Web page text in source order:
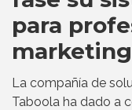
para
La compañía de
Taboola ha dado a